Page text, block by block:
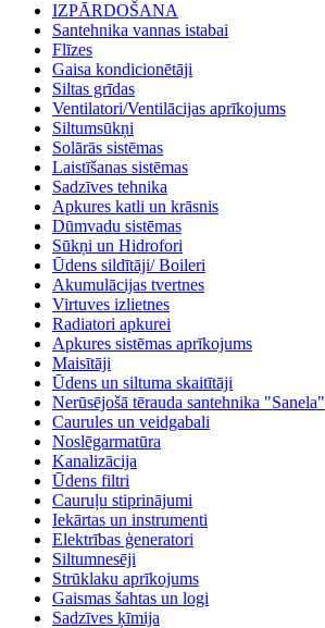
IZPĀRDOŠANA
Santehnika vannas istabai
Flīzes
Gaisa kondicionētāji
Siltas grīdas
Ventilatori/Ventilācijas aprīkojums
Siltumsūkņi
Solārās sistēmas
Laistīšanas sistēmas
Sadzīves tehnika
Apkures katli un krāsnis
Dūmvadu sistēmas
Sūkņi un Hidrofori
Ūdens sildītāji/ Boileri
Akumulācijas tvertnes
Virtuves izlietnes
Radiatori apkurei
Apkures sistēmas aprīkojums
Maisītāji
Ūdens un siltuma skaitītāji
Nerūsējošā tērauda santehnika "Sanela"
Caurules un veidgabali
Noslēgarmatūra
Kanalizācija
Ūdens filtri
Cauruļu stiprinājumi
Iekārtas un instrumenti
Elektrības ģeneratori
Siltumnesēji
Strūklaku aprīkojums
Gaismas šahtas un logi
Sadzīves ķīmija